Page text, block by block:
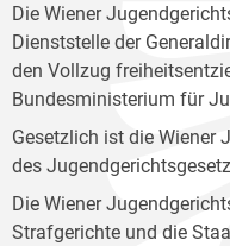
Die Wiener
Dienststelle der
den Vollzug
Bundesministerium für
Gesetzlich ist die Wiener
des
Die Wiener
Strafgerichte und die